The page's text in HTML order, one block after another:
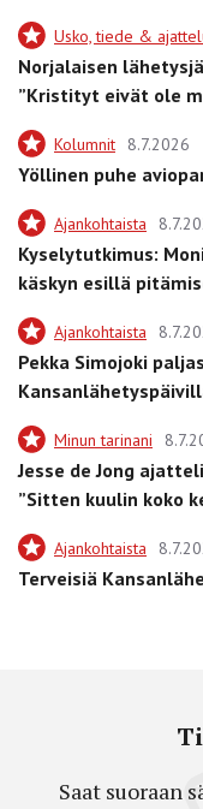
Usko, tiede &
Norjalaisen
”Kristityt eivät ole
Kolumnit 8.7.2026
Yöllinen puhe
Ajankohtaista
Kyselytutkimus:
käskyn esillä
Ajankohtaista
Pekka Simojoki
Minun tarinani
Jesse de Jong
”Sitten kuulin koko
Ajankohtaista
Terveisiä
Saat suoraan